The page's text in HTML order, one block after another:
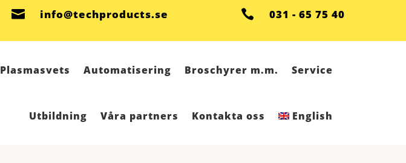
 info@techproducts.se  031 - 65 75 40
Plasmasvets Automatisering Broschyrer m.m. Service
Utbildning Våra partners Kontakta oss English